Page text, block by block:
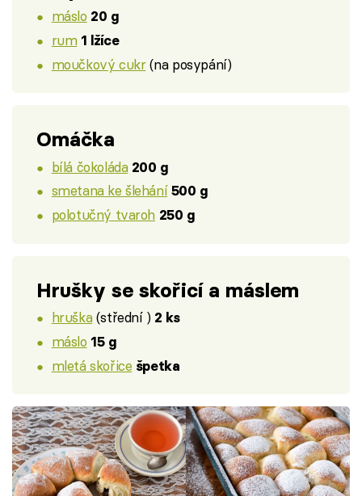
máslo 20 g
rum 1 lžíce
moučkový cukr(na posypání)
Omáčka
bílá čokoláda 200 g
smetana ke šlehání 500 g
polotučný tvaroh 250 g
Hrušky se skořicí a máslem
hruška(střední ) 2 ks
máslo 15 g
mletá skořice špetka